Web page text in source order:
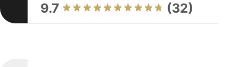
9.7 (32)